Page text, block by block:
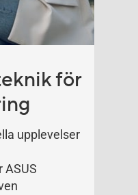
för
upplevelser
ASUS